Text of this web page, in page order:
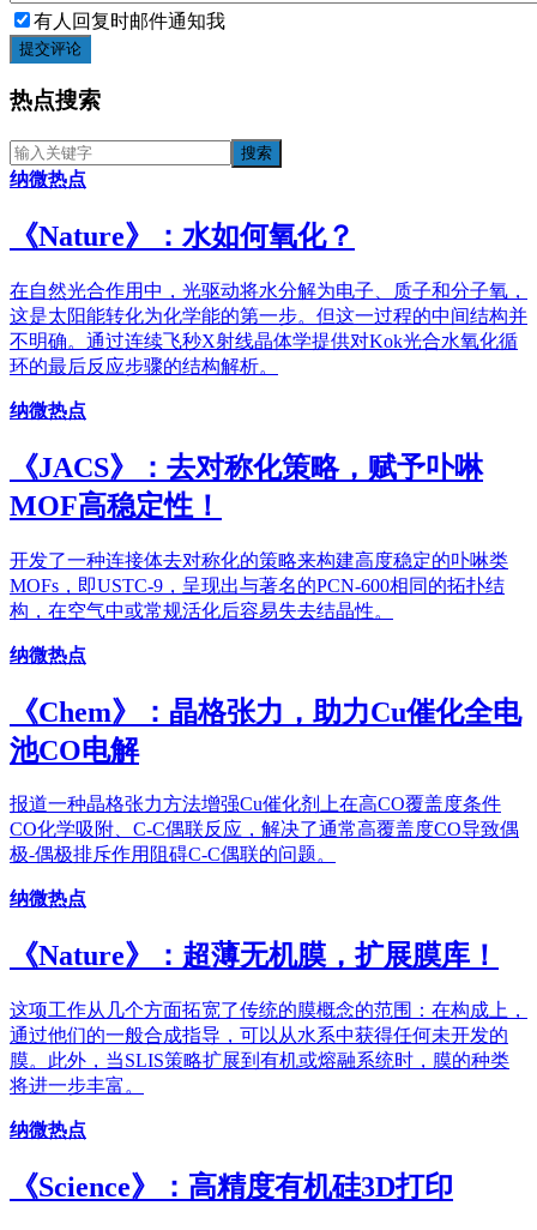
有人回复时邮件通知我
提交评论
热点搜索
纳微热点
《​Nature》：水如何氧化？
在自然光合作用中，光驱动将水分解为电子、质子和分子氧，
这是太阳能转化为化学能的第一步。但这一过程的中间结构并
不明确。通过连续飞秒X射线晶体学提供对Kok光合水氧化循
环的最后反应步骤的结构解析。
纳微热点
《JACS》：去对称化策略，赋予卟啉
MOF高稳定性！
开发了一种连接体去对称化的策略来构建高度稳定的卟啉类
MOFs，即USTC-9，呈现出与著名的PCN-600相同的拓扑结
构，在空气中或常规活化后容易失去结晶性。
纳微热点
《Chem》：晶格张力，助力Cu催化全电
池CO电解
报道一种晶格张力方法增强Cu催化剂上在高CO覆盖度条件
CO化学吸附、C-C偶联反应，解决了通常高覆盖度CO导致偶
极-偶极排斥作用阻碍C-C偶联的问题。
纳微热点
《Nature》：超薄无机膜，扩展膜库！
这项工作从几个方面拓宽了传统的膜概念的范围：在构成上，
通过他们的一般合成指导，可以从水系中获得任何未开发的
膜。此外，当SLIS策略扩展到有机或熔融系统时，膜的种类
将进一步丰富。
纳微热点
《Science》：高精度有机硅3D打印